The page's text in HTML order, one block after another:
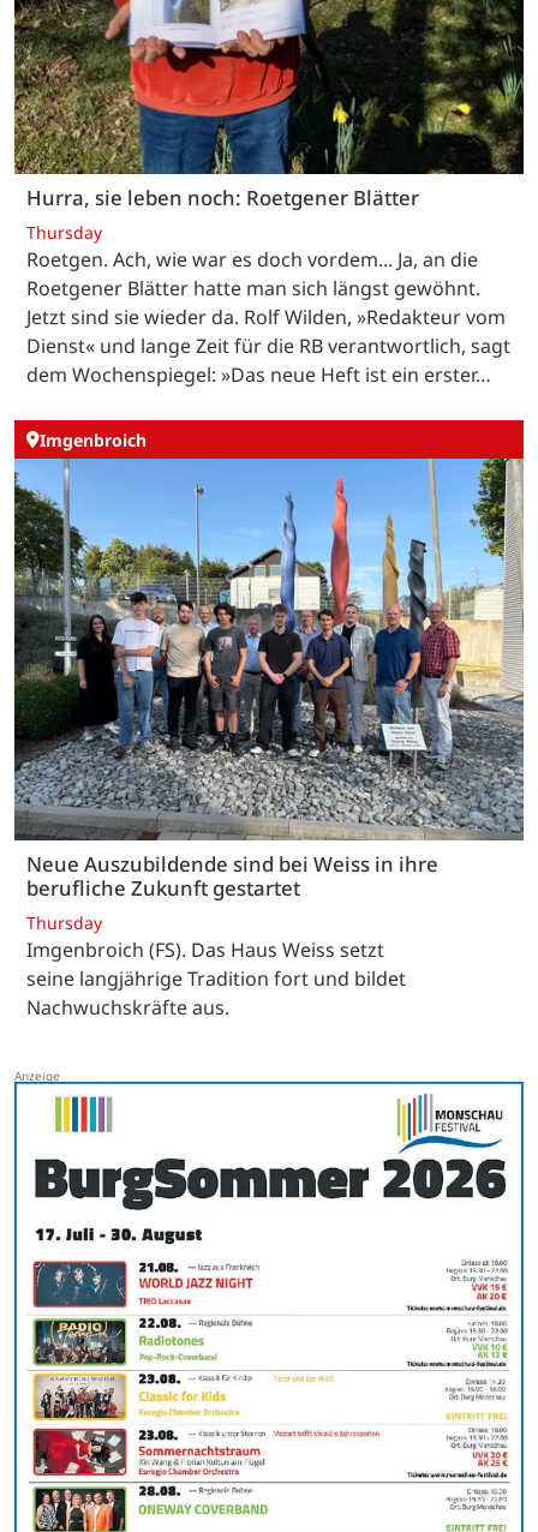
Hurra, sie leben noch: Roetgener Blätter
Thursday
Roetgen. Ach, wie war es doch vordem... Ja, an die
Roetgener Blätter hatte man sich längst gewöhnt.
Jetzt sind sie wieder da. Rolf Wilden, »Redakteur vom
Dienst« und lange Zeit für die RB verantwortlich, sagt
dem Wochenspiegel: »Das neue Heft ist ein erster…
Imgenbroich
Neue Auszubildende sind bei Weiss in ihre
berufliche Zukunft gestartet
Thursday
Imgenbroich (FS). Das Haus Weiss setzt
seine langjährige Tradition fort und bildet
Nachwuchskräfte aus.